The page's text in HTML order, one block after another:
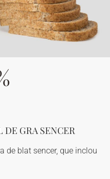
DE GRA SENCER
de blat sencer, que inclou